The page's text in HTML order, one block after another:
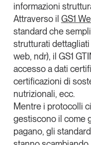
informazioni
Attraverso il GS1
standard che
strutturati
web, ndr), il GS1
accesso a dati
certificazioni di
nutrizionali, ecc.
Mentre i protocolli
gestiscono il come
pagano, gli